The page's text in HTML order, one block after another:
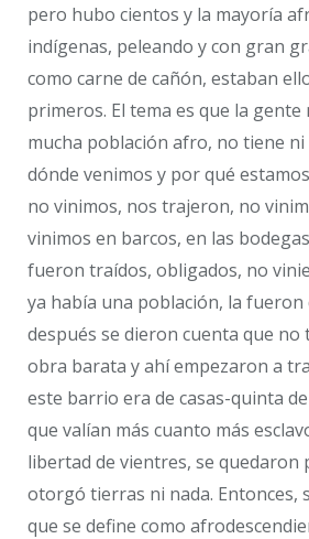
pero hubo cientos y la mayoría
indígenas, peleando y con gran
como carne de cañón, estaban
primeros. El tema es que la gente
mucha población afro, no tiene ni
dónde venimos y por qué
no vinimos, nos trajeron, no
vinimos en barcos, en las
fueron traídos, obligados, no
ya había una población, la fueron
después se dieron cuenta que no
obra barata y ahí empezaron a
este barrio era de casas-quinta
que valían más cuanto más
libertad de vientres, se quedaron
otorgó tierras ni nada. Entonces,
que se define como